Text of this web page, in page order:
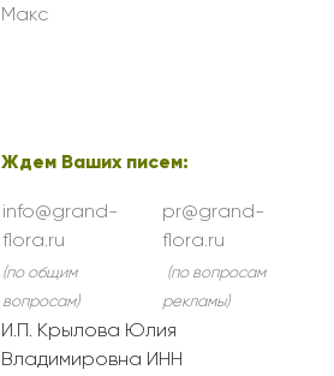
Макс
Ждем Ваших писем:
info@grand-
flora.ru
pr@grand-
flora.ru
(по общим
вопросам)
(по вопросам
рекламы)
И.П. Крылова Юлия
Владимировна ИНН